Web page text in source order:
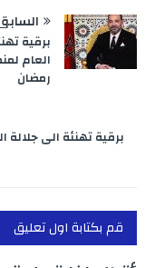
برقية
العام
رمضان
برقية تهنئة الى
قم بكتابة اول تعليق